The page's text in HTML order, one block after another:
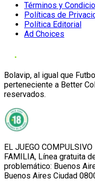
Términos y
Políticas de
Política Editorial
Ad Choices
Bolavip, al igual que
perteneciente a Better
reservados.
EL JUEGO
FAMILIA, Línea gratuita
problemático: Buenos
Buenos Aires Ciudad